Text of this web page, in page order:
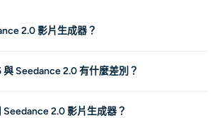
2.0 影片生成器？
、高品質的影片。支援最高 4K 解析度與
與 Seedance 2.0 有什麼差別？
與渲染速度上都有大幅升級。新版本在處
2.0 影片生成器？